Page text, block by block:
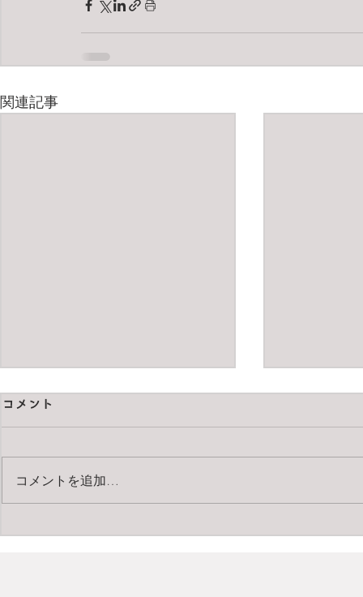
関連記事
ダイマーニレザーバッグ
った2025
コメント
コメントを追加…